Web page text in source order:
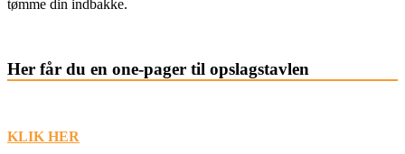
tømme din indbakke.
Her får du en one-pager til opslagstavlen
KLIK HER